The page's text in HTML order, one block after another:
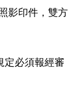
影印件，雙方
定必須報經審